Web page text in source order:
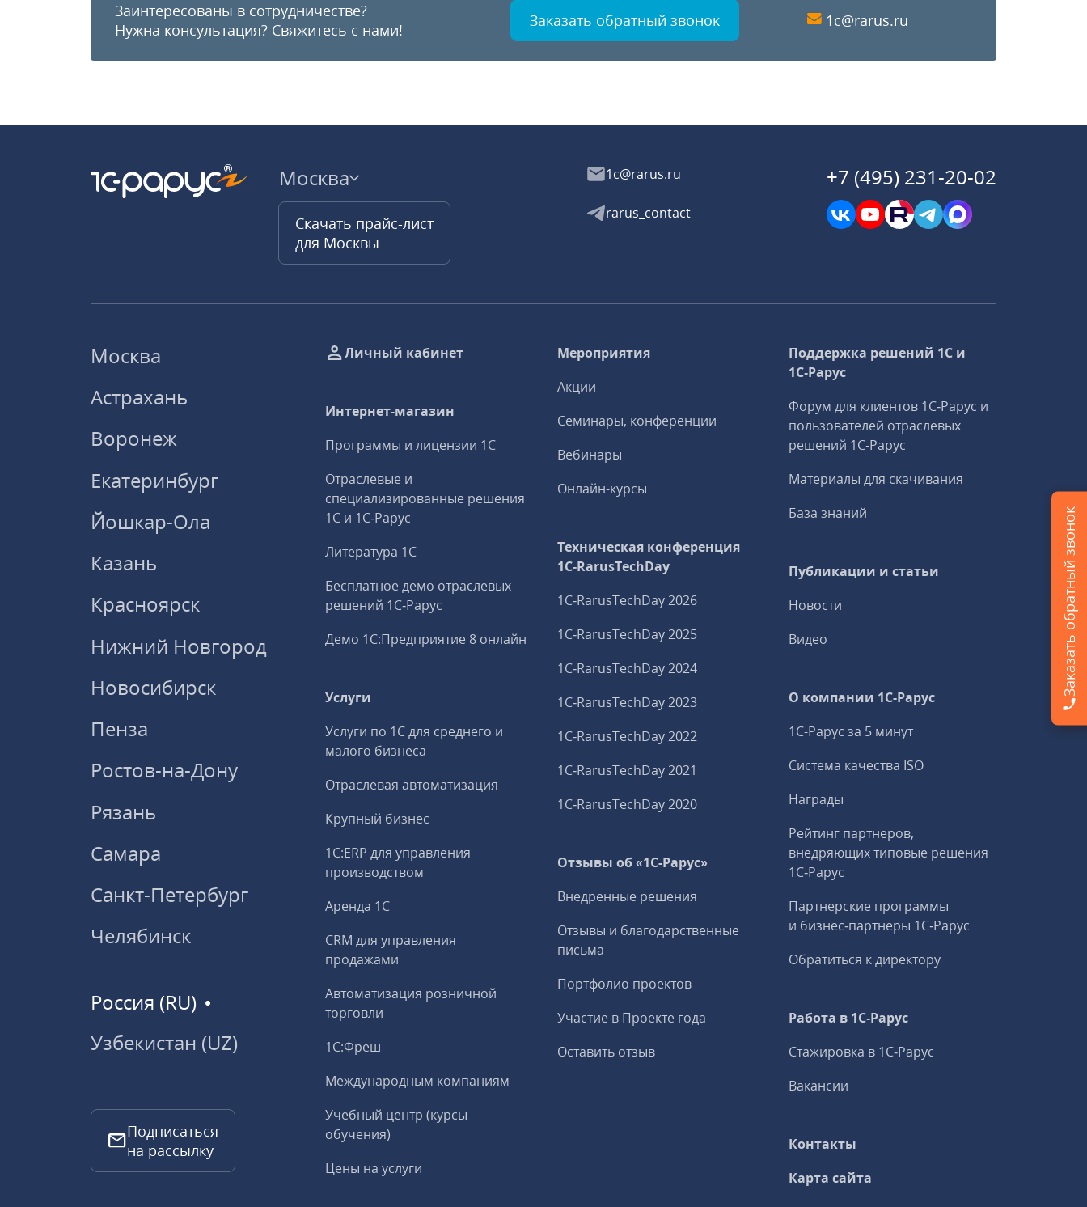
Заинтересованы в сотрудничестве?
Нужна консультация? Свяжитесь с нами! Заказать обратный звонок 1c@rarus.ru
Москва
Скачать прайс-лист
для Москвы
1c@rarus.ru
rarus_contact
+7 (495) 231-20-02
Москва
Астрахань
Воронеж
Екатеринбург
Йошкар-Ола
Казань
Красноярск
Нижний Новгород
Новосибирск
Пенза
Ростов-на-Дону
Рязань
Самара
Санкт-Петербург
Челябинск
Россия (RU)
Узбекистан (UZ)
Подписаться
на рассылку
Личный кабинет
Интернет-магазин
Программы и лицензии 1С
Отраслевые и
специализированные решения
1С и 1С‑Рарус
Литература 1С
Бесплатное демо отраслевых
решений 1С‑Рарус
Демо 1С:Предприятие 8 онлайн
Услуги
Услуги по 1С для среднего и
малого бизнеса
Отраслевая автоматизация
Крупный бизнес
1С:ERP для управления
производством
Аренда 1С
CRM для управления
продажами
Автоматизация розничной
торговли
1С:Фреш
Международным компаниям
Учебный центр (курсы
обучения)
Цены на услуги
Мероприятия
Акции
Семинары, конференции
Вебинары
Онлайн-курсы
Техническая конференция
1C‑RarusTechDay
1C‑RarusTechDay 2026
1C‑RarusTechDay 2025
1C‑RarusTechDay 2024
1C‑RarusTechDay 2023
1C‑RarusTechDay 2022
1C‑RarusTechDay 2021
1C‑RarusTechDay 2020
Отзывы об «1С-Рарус»
Внедренные решения
Отзывы и благодарственные
письма
Портфолио проектов
Участие в Проекте года
Оставить отзыв
Поддержка решений 1С и
1С‑Рарус
Форум для клиентов 1С‑Рарус и
пользователей отраслевых
решений 1С‑Рарус
Материалы для скачивания
База знаний
Публикации и статьи
Новости
Видео
О компании 1C-Рарус
1С-Рарус за 5 минут
Система качества ISO
Награды
Рейтинг партнеров,
внедряющих типовые решения
1С‑Рарус
Партнерские программы
и бизнес‑партнеры 1С‑Рарус
Обратиться к директору
Работа в 1С‑Рарус
Стажировка в 1С‑Рарус
Вакансии
Контакты
Карта сайта
Заказать обратный звонок